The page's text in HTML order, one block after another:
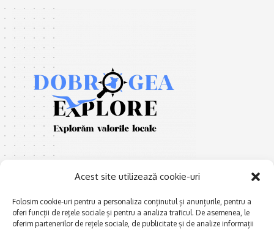
Acest site utilizează cookie-uri
Folosim cookie-uri pentru a personaliza conținutul și anunțurile, pentru a
oferi funcții de rețele sociale și pentru a analiza traficul. De asemenea, le
oferim partenerilor de rețele sociale, de publicitate și de analize informații
E xplorăm Dobrogea,
Afaceri și meșteșuguri